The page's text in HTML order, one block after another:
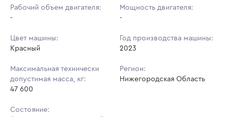
Рабочий объем двигателя:
-
Мощность двигателя:
-
Цвет машины:
Красный
Год производства машины:
2023
Максимальная технически
допустимая масса, кг:
47 600
Регион:
Нижегородская Область
Состояние: